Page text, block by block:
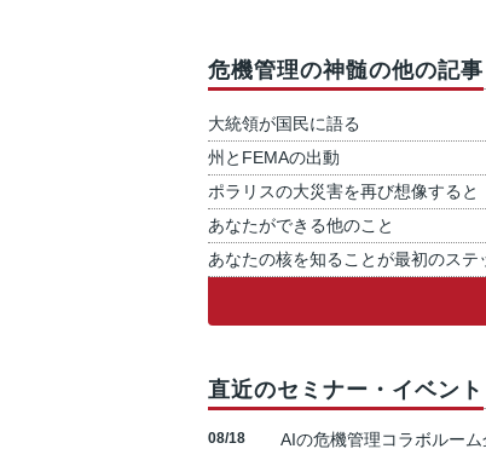
危機管理の神髄の他の記事
大統領が国民に語る
州とFEMAの出動
ポラリスの大災害を再び想像すると
あなたができる他のこと
あなたの核を知ることが最初のステ
直近のセミナー・イベント
08/18 AIの危機管理コラボルー